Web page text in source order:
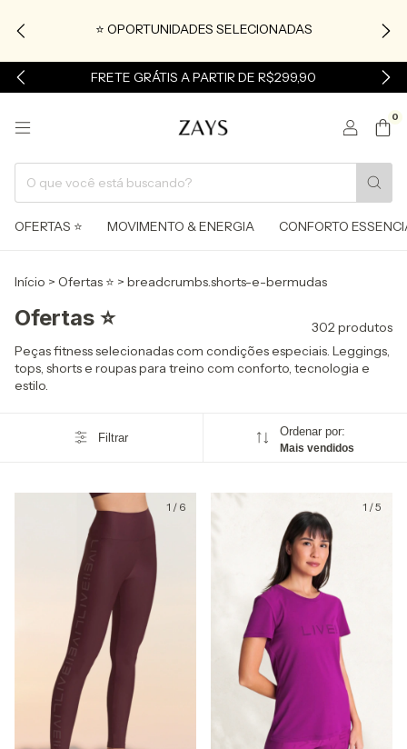
⭐ OPORTUNIDADES SELECIONADAS
FRETE GRÁTIS A PARTIR DE R$299,90
0
OFERTAS ⭐ MOVIMENTO & ENERGIA CONFORTO
Início > Ofertas ⭐ > breadcrumbs.shorts-e-bermudas
Ofertas ⭐
302 produtos
Peças fitness selecionadas com condições especiais. Leggings,
tops, shorts e roupas para treino com conforto, tecnologia e
estilo.
Filtrar Ordenar por:
Mais vendidos
1 / 6 1 /5